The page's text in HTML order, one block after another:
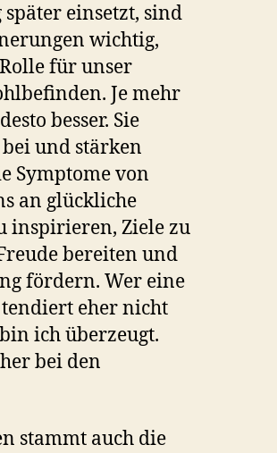
einsetzt, sind
wichtig,
für unser
Je mehr
besser. Sie
und stärken
Symptome von
an glückliche
inspirieren, Ziele zu
bereiten und
fördern. Wer eine
eher nicht
ich überzeugt.
bei den
stammt auch die